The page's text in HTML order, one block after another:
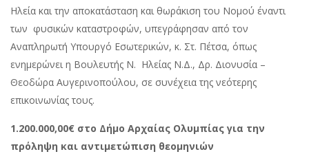
Ηλεία και την αποκατάσταση και θωράκιση του Νομού έναντι
των φυσικών καταστροφών, υπεγράφησαν από τον
Αναπληρωτή Υπουργό Εσωτερικών, κ. Στ. Πέτσα, όπως
ενημερώνει η Βουλευτής Ν. Ηλείας Ν.Δ., Δρ. Διονυσία –
Θεοδώρα Αυγερινοπούλου, σε συνέχεια της νεότερης
επικοινωνίας τους.
1.200.000,00€ στο Δήμο Αρχαίας Ολυμπίας για την
πρόληψη και αντιμετώπιση θεομηνιών